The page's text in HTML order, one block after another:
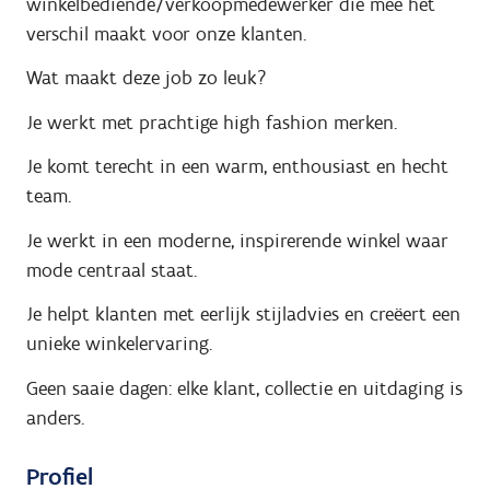
verschil maakt voor onze klanten.
Wat maakt deze job zo leuk?
Je werkt met prachtige high fashion merken.
Je komt terecht in een warm, enthousiast en hecht
team.
Je werkt in een moderne, inspirerende winkel waar
mode centraal staat.
Je helpt klanten met eerlijk stijladvies en creëert een
unieke winkelervaring.
Geen saaie dagen: elke klant, collectie en uitdaging is
anders.
Profiel